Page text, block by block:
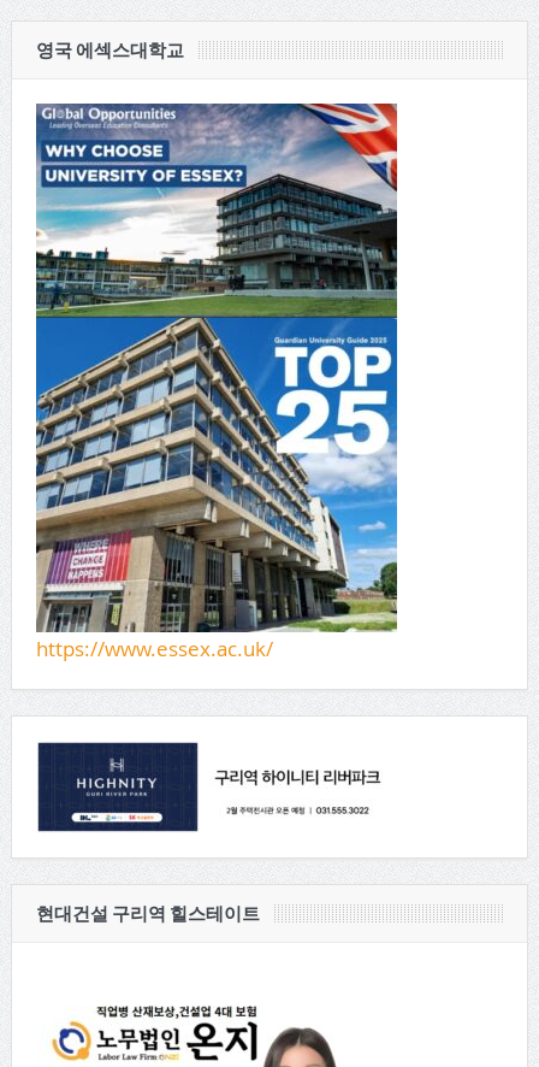
영국 에섹스대학교
https://www.essex.ac.uk/
현대건설 구리역 힐스테이트